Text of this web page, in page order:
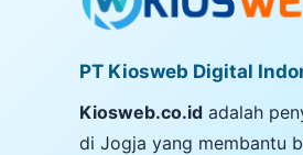
PT Kiosweb Digital
Kiosweb.co.id adalah
di Jogja yang membantu